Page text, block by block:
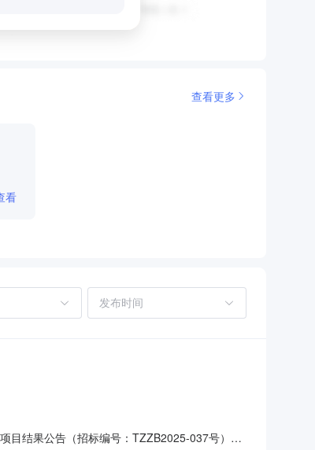
查看更多
看
结果公告（招标编号：TZZB2025-037号）